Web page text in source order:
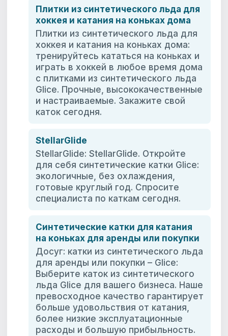
Плитки из синтетического льда для
хоккея и катания на коньках дома
Плитки из синтетического льда для
хоккея и катания на коньках дома:
тренируйтесь кататься на коньках и
играть в хоккей в любое время дома
с плитками из синтетического льда
Glice. Прочные, высококачественные
и настраиваемые. Закажите свой
каток сегодня.
StellarGlide
StellarGlide: StellarGlide. Откройте
для себя синтетические катки Glice:
экологичные, без охлаждения,
готовые круглый год. Спросите
специалиста по каткам сегодня.
Синтетические катки для катания
на коньках для аренды или покупки
Досуг: катки из синтетического льда
для аренды или покупки – Glice:
Выберите каток из синтетического
льда Glice для вашего бизнеса. Наше
превосходное качество гарантирует
больше удовольствия от катания,
более низкие эксплуатационные
расходы и большую прибыльность.